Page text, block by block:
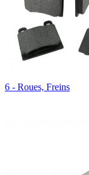
6 - Roues, Freins